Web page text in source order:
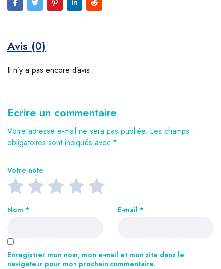
Avis (0)
Il n’y a pas encore d’avis.
Ecrire un commentaire
Votre adresse e-mail ne sera pas publiée. Les champs
obligatoires sont indiqués avec *
Votre note
Nom * E-mail *
Enregistrer mon nom, mon e-mail et mon site dans le
navigateur pour mon prochain commentaire.